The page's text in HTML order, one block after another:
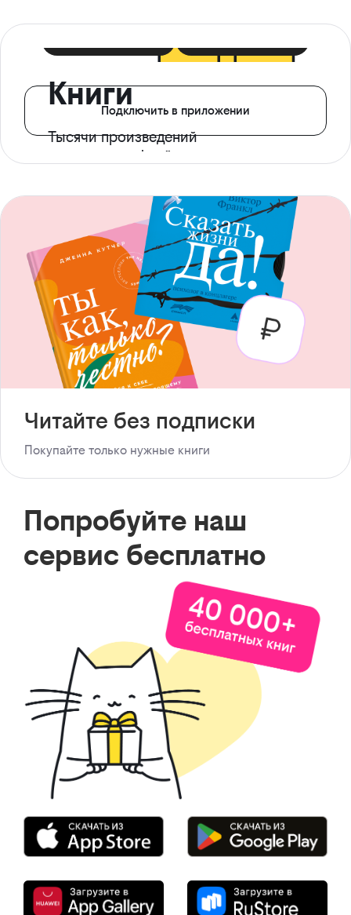
Книги
Тысячи произведений
с доступом офлайн
Подключить в приложении
Читайте без подписки
Покупайте только нужные книги
Попробуйте наш
сервис бесплатно